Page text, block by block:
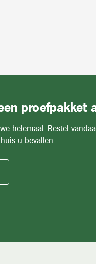
proefpakket
helemaal. Bestel
u bevallen.